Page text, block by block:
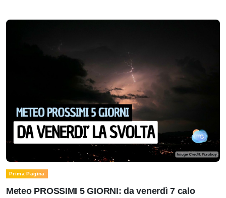
Prima Pagina
Meteo PROSSIMI 5 GIORNI: da venerdì 7 calo